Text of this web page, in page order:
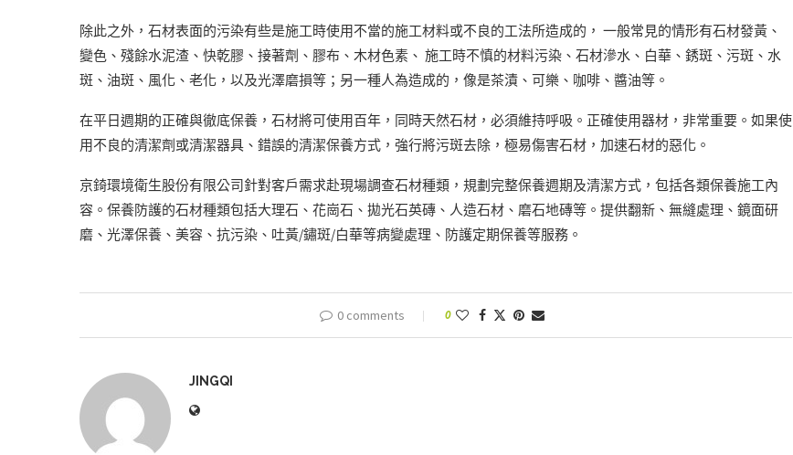
除此之外，石材表面的污染有些是施工時使用不當的施工材料或不良的工法所造成的， 一般常見的情形有石材發黃、
變色、殘餘水泥渣、快乾膠、接著劑、膠布、木材色素、 施工時不慎的材料污染、石材滲水、白華、銹斑、污斑、水
斑、油斑、風化、老化，以及光澤磨損等；另一種人為造成的，像是茶漬、可樂、咖啡、醬油等。
在平日週期的正確與徹底保養，石材將可使用百年，同時天然石材，必須維持呼吸。正確使用器材，非常重要。如果使
用不良的清潔劑或清潔器具、錯誤的清潔保養方式，強行將污斑去除，極易傷害石材，加速石材的惡化。
京錡環境衛生股份有限公司針對客戶需求赴現場調查石材種類，規劃完整保養週期及清潔方式，包括各類保養施工內
容。保養防護的石材種類包括大理石、花崗石、拋光石英磚、人造石材、磨石地磚等。提供翻新、無縫處理、鏡面研
磨、光澤保養、美容、抗污染、吐黃/鏽斑/白華等病變處理、防護定期保養等服務。
0 comments 0
JINGQI